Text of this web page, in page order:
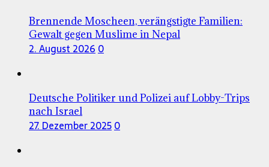
Brennende Moscheen, verängstigte Familien:
Gewalt gegen Muslime in Nepal
2. August 2026 0
Deutsche Politiker und Polizei auf Lobby-Trips
nach Israel
27. Dezember 20250